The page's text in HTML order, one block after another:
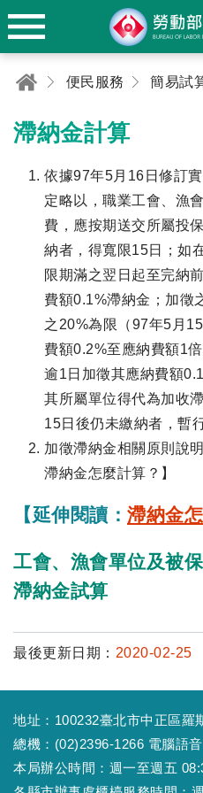
便民服務 簡易試
滯納金計算
依據97年5月16日修訂
定略以，職業工會、漁
費，應按期送交所屬投
納者，得寬限15日；如
限期滿之翌日起至完納
費額0.1%滯納金；加徵
之20%為限（97年5月
費額0.2%至應納費額1
逾1日加徵其應納費額
其所屬單位得代為加收
15日後仍未繳納者，暫
加徵滯納金相關原則說
滯納金怎麼計算？】
【延伸閱讀： 滯納金
工會、漁會單位及被
滯納金試算
最後更新日期： 2020-02-25
地址：100232臺北市中正區羅
總機：(02)2396-1266 電腦語
本局辦公時間：週一至週五